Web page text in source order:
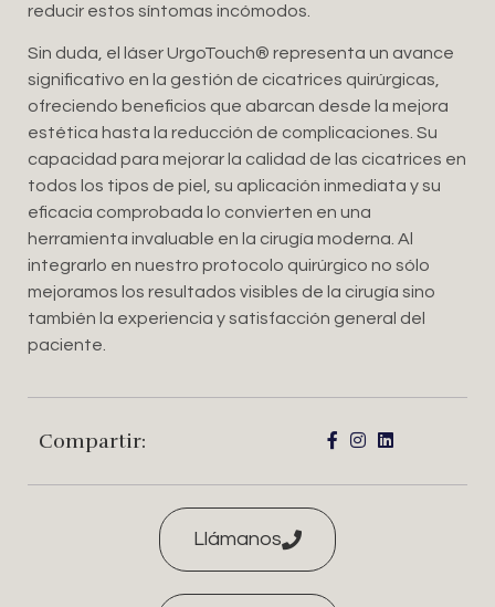
reducir estos síntomas incómodos.
Sin duda, el láser UrgoTouch®️ representa un avance
significativo en la gestión de cicatrices quirúrgicas,
ofreciendo beneficios que abarcan desde la mejora
estética hasta la reducción de complicaciones. Su
capacidad para mejorar la calidad de las cicatrices en
todos los tipos de piel, su aplicación inmediata y su
eficacia comprobada lo convierten en una
herramienta invaluable en la cirugía moderna. Al
integrarlo en nuestro protocolo quirúrgico no sólo
mejoramos los resultados visibles de la cirugía sino
también la experiencia y satisfacción general del
paciente.
Compartir:
Llámanos